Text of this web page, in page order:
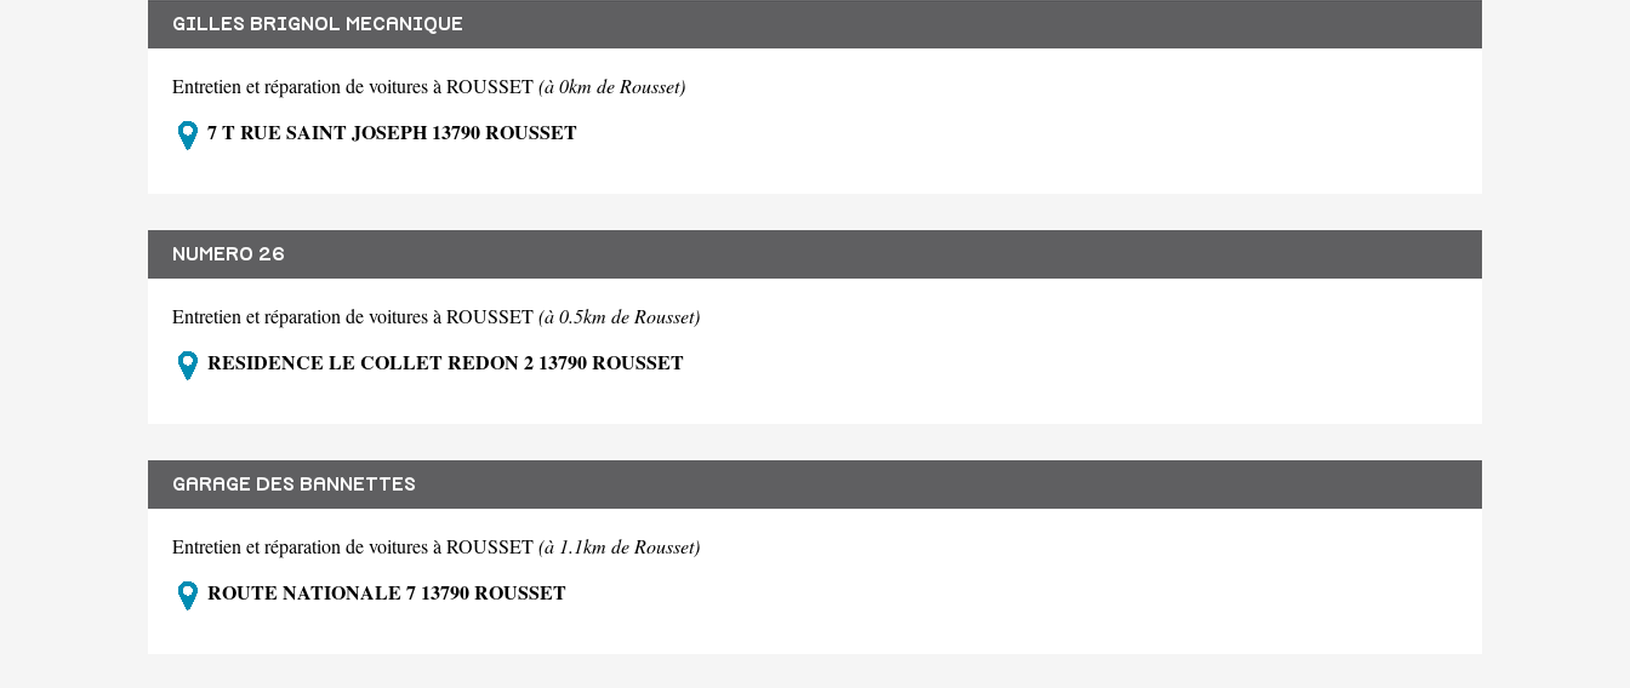
GILLES BRIGNOL MECANIQUE
Entretien et réparation de voitures à ROUSSET(à 0km de Rousset)
7 T RUE SAINT JOSEPH 13790 ROUSSET
NUMERO 26
Entretien et réparation de voitures à ROUSSET(à 0.5km de Rousset)
RESIDENCE LE COLLET REDON 2 13790 ROUSSET
GARAGE DES BANNETTES
Entretien et réparation de voitures à ROUSSET(à 1.1km de Rousset)
ROUTE NATIONALE 7 13790 ROUSSET